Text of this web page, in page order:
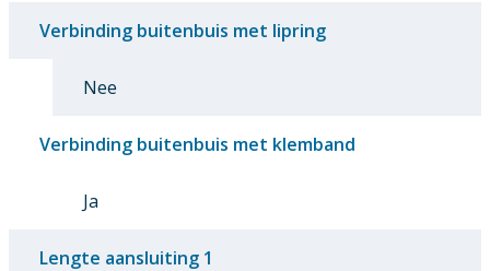
Verbinding buitenbuis met lipring
Nee
Verbinding buitenbuis met klemband
Ja
Lengte aansluiting 1